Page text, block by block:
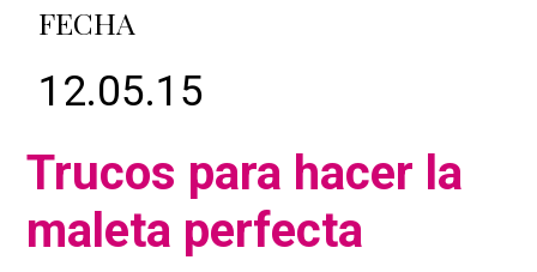
FECHA
12.05.15
Trucos para hacer la
maleta perfecta